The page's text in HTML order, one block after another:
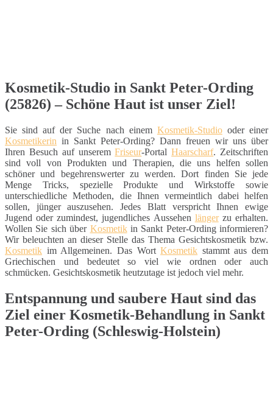
Kosmetik-Studio in Sankt Peter-Ording
(25826) – Schöne Haut ist unser Ziel!
Sie sind auf der Suche nach einem Kosmetik-Studiooder einer
Kosmetikerin in Sankt Peter-Ording? Dann freuen wir uns über
Ihren Besuch auf unseremFriseur-PortalHaarscharf. Zeitschriften
sind voll von Produkten und Therapien, die uns helfen sollen
schöner und begehrenswerter zu werden. Dort finden Sie jede
Menge Tricks, spezielle Produkte und Wirkstoffe sowie
unterschiedliche Methoden, die Ihnen vermeintlich dabei helfen
sollen, jünger auszusehen. Jedes Blatt verspricht Ihnen ewige
Jugend oder zumindest, jugendliches Aussehen längerzu erhalten.
Wollen Sie sich über Kosmetikin Sankt Peter-Ording informieren?
Wir beleuchten an dieser Stelle das Thema Gesichtskosmetik bzw.
Kosmetik im Allgemeinen. Das WortKosmetik stammt aus dem
Griechischen und bedeutet so viel wie ordnen oder auch
schmücken. Gesichtskosmetik heutzutage ist jedoch viel mehr.
Entspannung und saubere Haut sind das
Ziel einer Kosmetik-Behandlung in Sankt
Peter-Ording (Schleswig-Holstein)